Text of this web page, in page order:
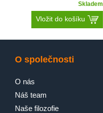
Skladem
Vložit do košíku
O společnosti
O nás
Náš team
Naše filozofie